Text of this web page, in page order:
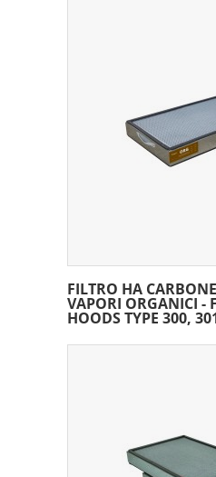
FILTRO HA
VAPORI ORGANICI -
HOODS TYPE 300,